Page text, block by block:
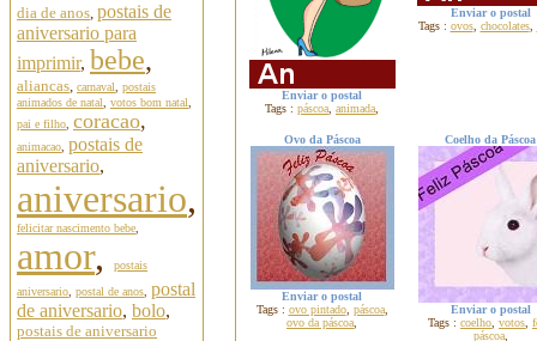
dia de anos, postais de
aniversario para
imprimir, bebe,
aliancas, carnaval
postais
animados de natal
votos bom natal
pai e filho coracao,
animacao postais de
aniversario,
aniversario,
felicitar nascimento bebe
amor,
postais
aniversario postal de anos postal
de aniversario, bolo,
postais de aniversario
Enviar o postal
Tags : páscoa animada
Enviar o postal
Tags : ovos, chocolates,
Ovo da Páscoa
Enviar o postal
Tags : ovo pintado, páscoa,
ovo da páscoa
Coelho da Páscoa
Enviar o postal
Tags : coelho votos
páscoa,